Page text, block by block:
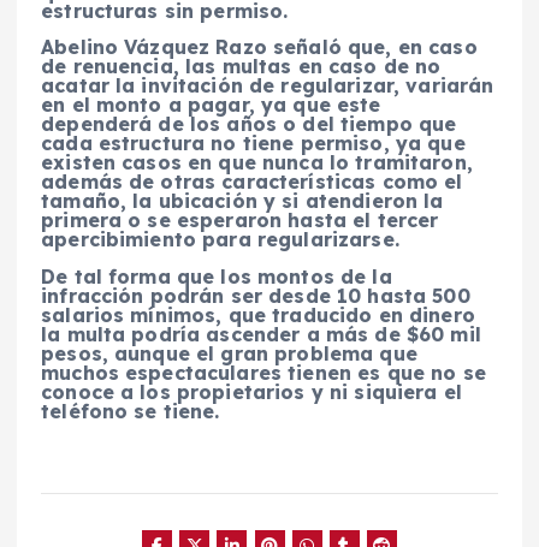
estructuras sin permiso.
Abelino Vázquez Razo señaló que, en caso
de renuencia, las multas en caso de no
acatar la invitación de regularizar, variarán
en el monto a pagar, ya que este
dependerá de los años o del tiempo que
cada estructura no tiene permiso, ya que
existen casos en que nunca lo tramitaron,
además de otras características como el
tamaño, la ubicación y si atendieron la
primera o se esperaron hasta el tercer
apercibimiento para regularizarse.
De tal forma que los montos de la
infracción podrán ser desde 10 hasta 500
salarios mínimos, que traducido en dinero
la multa podría ascender a más de $60 mil
pesos, aunque el gran problema que
muchos espectaculares tienen es que no se
conoce a los propietarios y ni siquiera el
teléfono se tiene.